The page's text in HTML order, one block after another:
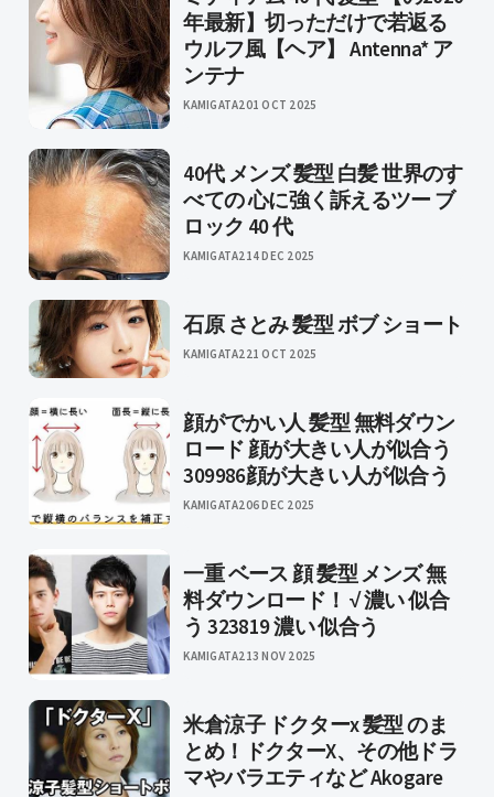
年最新】切っただけで若返る
ウルフ風【ヘア】 Antenna* ア
ンテナ
KAMIGATA201 OCT 2025
40代 メンズ 髪型 白髪 世界のす
べての 心に強く訴えるツー ブ
ロック 40 代
KAMIGATA2 14 DEC 2025
石原 さとみ 髪型 ボブ ショート
KAMIGATA2 21 OCT 2025
顔がでかい人 髪型 無料ダウン
ロード 顔が大きい人が似合う
309986顔が大きい人が似合う
KAMIGATA206 DEC 2025
一重 ベース 顔 髪型 メンズ 無
料ダウンロード！ √ 濃い 似合
う 323819 濃い 似合う
KAMIGATA2 13 NOV 2025
米倉涼子 ドクターx 髪型 のま
とめ！ドクターX、その他ドラ
マやバラエティなど Akogare